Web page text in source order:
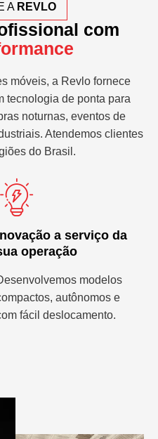
A REVLO
com
móveis, a Revlo fornece
tecnologia de ponta para
noturnas, eventos de
Atendemos clientes
do Brasil.
a serviço da
operação
modelos
autônomos e
fácil deslocamento.